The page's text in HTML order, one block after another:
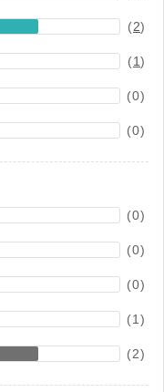
(2)
(1)
(0)
(0)
(0)
(0)
(0)
(1)
(2)